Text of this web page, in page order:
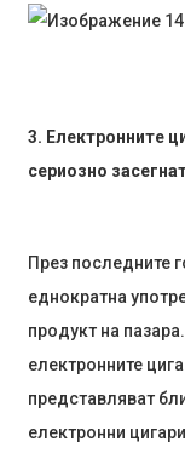
3. Електронните
сериозно
През последните
еднократна
продукт на
електронните
представляват
електронни